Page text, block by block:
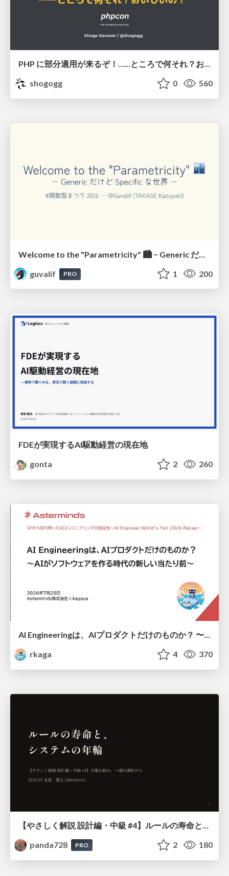
PHP に部分適用が来るぞ！……ところで何それ？おいしいの？ #phpcon / phpcon-2026
shogogg
0 560
Welcome to the "Parametricity" 🏙️ − Generic だけど Specific な世界 −
guvalif
PRO 1 200
FDEが実現するAI駆動経営の現在地
gonta
2 260
AI Engineeringは、AIプロダクトだけのものか？ 〜AIがソフトウェアを作る時代の新しい当たり前〜 / No AI in your product. AI Engineering in your development.
rkaga
4 370
panda728
PRO 2 180